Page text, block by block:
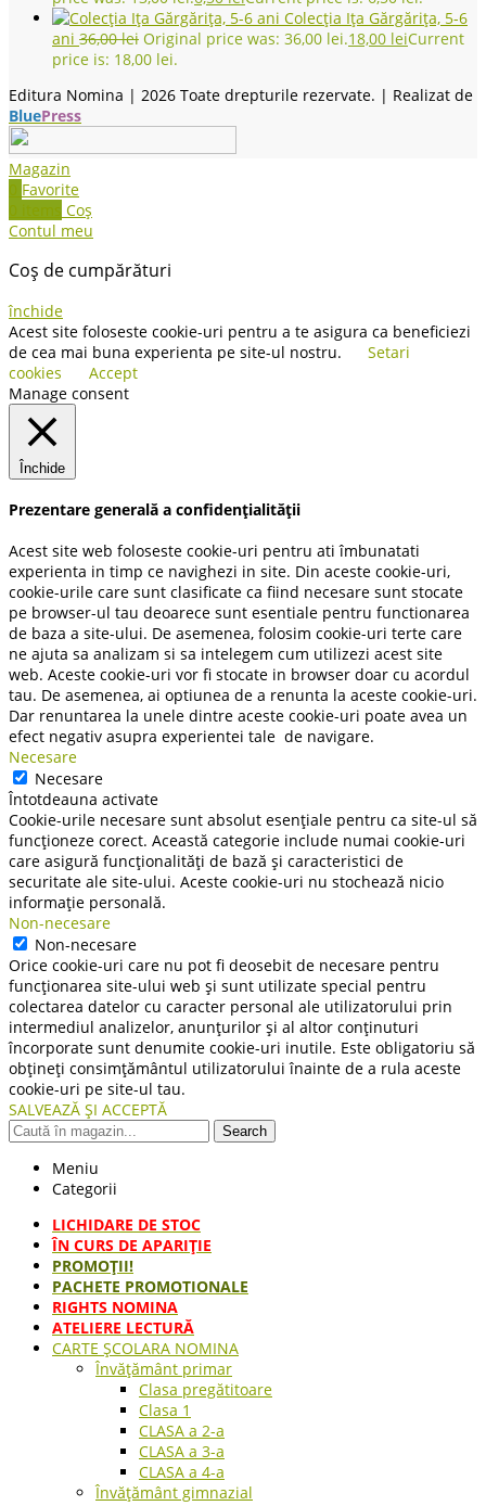
Colecția Ița Gărgărița, 5-6
ani 36,00lei Original price was: 36,00 lei.18,00 leiCurrent
price is: 18,00 lei.
Editura Nomina | 2026 Toate drepturile rezervate. | Realizat de
BluePress
Magazin
0 Favorite
0 items Coș
Contul meu
Coș de cumpărături
închide
Acest site foloseste cookie-uri pentru a te asigura ca beneficiezi
de cea mai buna experienta pe site-ul nostru.
Setari
cookies
Accept
Manage consent
Închide
Prezentare generală a confidențialității
Acest site web foloseste cookie-uri pentru ati îmbunatati
experienta in timp ce navighezi in site. Din aceste cookie-uri,
cookie-urile care sunt clasificate ca fiind necesare sunt stocate
pe browser-ul tau deoarece sunt esentiale pentru functionarea
de baza a site-ului. De asemenea, folosim cookie-uri terte care
ne ajuta sa analizam si sa intelegem cum utilizezi acest site
web. Aceste cookie-uri vor fi stocate in browser doar cu acordul
tau. De asemenea, ai optiunea de a renunta la aceste cookie-uri.
Dar renuntarea la unele dintre aceste cookie-uri poate avea un
efect negativ asupra experientei tale de navigare.
Necesare
Necesare
Întotdeauna activate
Cookie-urile necesare sunt absolut esențiale pentru ca site-ul să
funcționeze corect. Această categorie include numai cookie-uri
care asigură funcționalități de bază și caracteristici de
securitate ale site-ului. Aceste cookie-uri nu stochează nicio
informație personală.
Non-necesare
Non-necesare
Orice cookie-uri care nu pot fi deosebit de necesare pentru
funcționarea site-ului web și sunt utilizate special pentru
colectarea datelor cu caracter personal ale utilizatorului prin
intermediul analizelor, anunțurilor și al altor conținuturi
încorporate sunt denumite cookie-uri inutile. Este obligatoriu să
obțineți consimțământul utilizatorului înainte de a rula aceste
cookie-uri pe site-ul tau.
SALVEAZĂ ȘI ACCEPTĂ
Search
Meniu
Categorii
LICHIDARE DE STOC
ÎN CURS DE APARIŢIE
PROMOȚII!
PACHETE PROMOTIONALE
RIGHTS NOMINA
ATELIERE LECTURĂ
CARTE ŞCOLARA NOMINA
Învățământ primar
Clasa pregătitoare
Clasa 1
CLASA a 2-a
CLASA a 3-a
CLASA a 4-a
Învățământ gimnazial